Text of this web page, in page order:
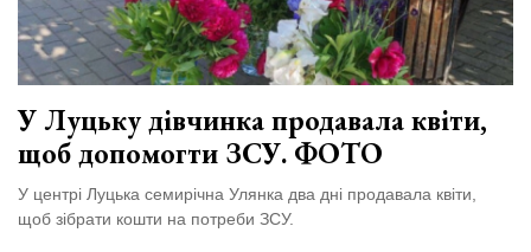
У Луцьку дівчинка продавала квіти,
щоб допомогти ЗСУ. ФОТО
У центрі Луцька семирічна Улянка два дні продавала квіти,
щоб зібрати кошти на потреби ЗСУ.